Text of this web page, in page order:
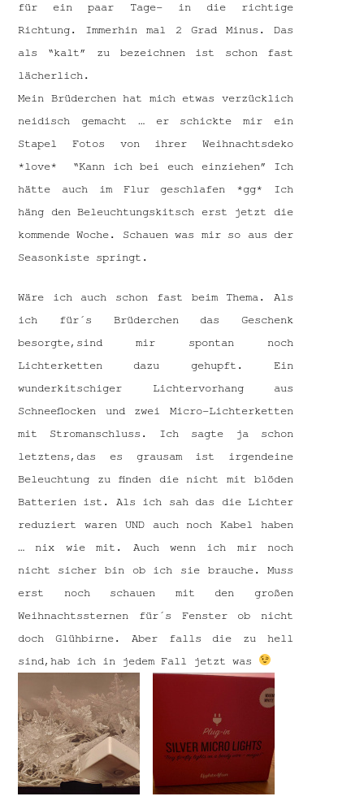
für ein paar Tage- in die richtige
Richtung. Immerhin mal 2 Grad Minus. Das
als “kalt” zu bezeichnen ist schon fast
lächerlich.
Mein Brüderchen hat mich etwas verzücklich
neidisch gemacht … er schickte mir ein
Stapel Fotos von ihrer Weihnachtsdeko
*love* “Kann ich bei euch einziehen” Ich
hätte auch im Flur geschlafen *gg* Ich
häng den Beleuchtungskitsch erst jetzt die
kommende Woche. Schauen was mir so aus der
Seasonkiste springt.
Wäre ich auch schon fast beim Thema. Als
ich für´s Brüderchen das Geschenk
besorgte,sind mir spontan noch
Lichterketten dazu gehupft. Ein
wunderkitschiger Lichtervorhang aus
Schneeflocken und zwei Micro-Lichterketten
mit Stromanschluss. Ich sagte ja schon
letztens,das es grausam ist irgendeine
Beleuchtung zu finden die nicht mit blöden
Batterien ist. Als ich sah das die Lichter
reduziert waren UND auch noch Kabel haben
… nix wie mit. Auch wenn ich mir noch
nicht sicher bin ob ich sie brauche. Muss
erst noch schauen mit den großen
Weihnachtssternen für´s Fenster ob nicht
doch Glühbirne. Aber falls die zu hell
sind,hab ich in jedem Fall jetzt was